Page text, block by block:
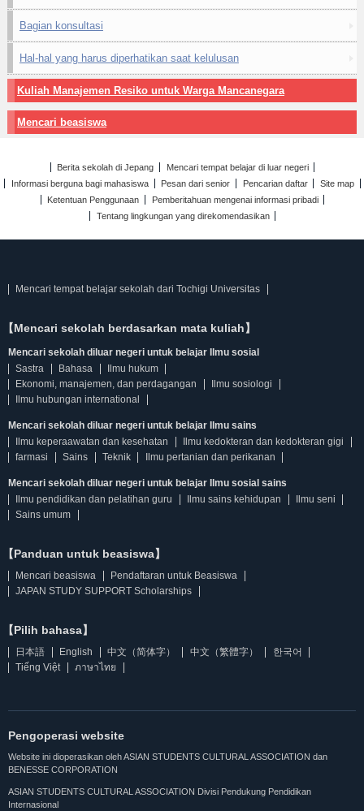
Bagian konsultasi
Hal-hal yang harus diperhatikan saat kelulusan
Kuliah Manajemen Resiko untuk Warga Mancanegara
Mencari beasiswa
Berita sekolah di Jepang
Mencari tempat belajar di luar negeri
Informasi berguna bagi mahasiswa
Pesan dari senior Pencarian daftar
Site map
Ketentuan Penggunaan
Pemberitahuan mengenai informasi pribadi
Tentang lingkungan yang direkomendasikan
Mencari tempat belajar sekolah dari Tochigi Universitas
【Mencari sekolah berdasarkan mata kuliah】
Mencari sekolah diluar negeri untuk belajar Ilmu sosial
Sastra
Bahasa
Ilmu hukum
Ekonomi, manajemen, dan perdagangan
Ilmu sosiologi
Ilmu hubungan international
Mencari sekolah diluar negeri untuk belajar Ilmu sains
Ilmu keperaawatan dan kesehatan
Ilmu kedokteran dan kedokteran gigi
farmasi
Sains Teknik Ilmu pertanian dan perikanan
Mencari sekolah diluar negeri untuk belajar Ilmu sosial sains
Ilmu pendidikan dan pelatihan guru
Ilmu sains kehidupan
Ilmu seni
Sains umum
【Panduan untuk beasiswa】
Mencari beasiswa
Pendaftaran untuk Beasiswa
JAPAN STUDY SUPPORT Scholarships
【Pilih bahasa】
日本語 English 中文（简体字） 中文（繁體字）
한국어
Tiếng Việt
ภาษาไทย
Pengoperasi website
Website ini dioperasikan oleh ASIAN STUDENTS CULTURAL ASSOCIATION dan
BENESSE CORPORATION
ASIAN STUDENTS CULTURAL ASSOCIATION Divisi Pendukung Pendidikan
Internasional